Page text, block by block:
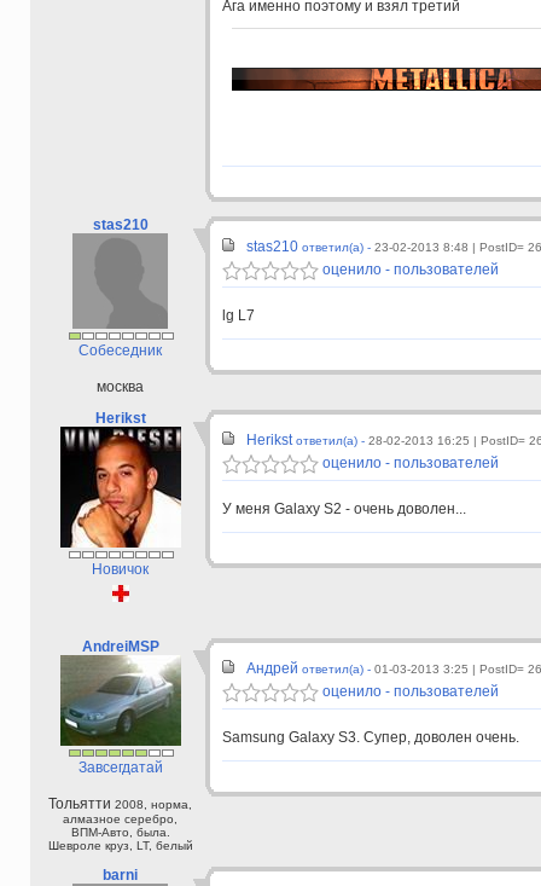
Ага именно поэтому и взял третий
stas210
Собеседник
москва
stas210 ответил(а) - 23-02-2013 8:48 | PostID=
оценило - пользователей
lg L7
Herikst
Новичок
Herikst ответил(а) - 28-02-2013 16:25 | PostID=
оценило - пользователей
У меня Galaxy S2 - очень доволен...
AndreiMSP
Завсегдатай
Тольятти 2008, норма,
алмазное серебро,
ВПМ-Авто, была.
Шевроле круз, LT, белый
Андрей ответил(а) - 01-03-2013 3:25 | PostID=
оценило - пользователей
Samsung Galaxy S3. Супер, доволен очень.
barni